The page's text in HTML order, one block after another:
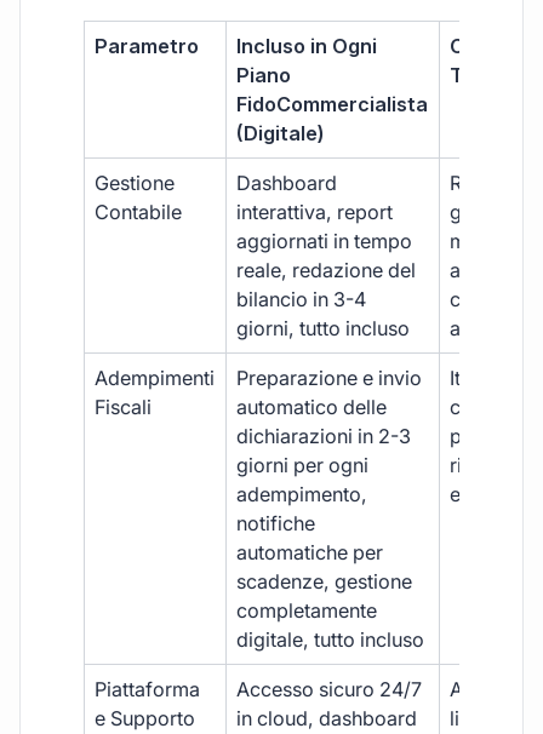
Parametro
Incluso in Ogni
Piano
FidoCommercialista
(Digitale)
Gestione
Contabile
Dashboard
interattiva, report
aggiornati in tempo
reale, redazione del
bilancio in 3-4
giorni, tutto incluso
Report
gestione
manuale,
con
aggiuntivi
Adempimenti
Fiscali
Preparazione e invio
automatico delle
dichiarazioni in 2-3
giorni per ogni
adempimento,
notifiche
automatiche per
scadenze, gestione
completamente
digitale, tutto incluso
Iter
costi
per ogni
rischio di
e
Piattaforma
e Supporto
Accesso sicuro 24/7
in cloud, dashboard
Accesso
limitato,